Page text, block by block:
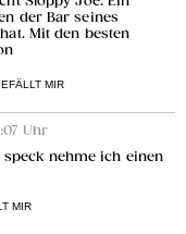
der Bar seines
Mit den besten
MIR
Uhr
nehme ich einen
MIR